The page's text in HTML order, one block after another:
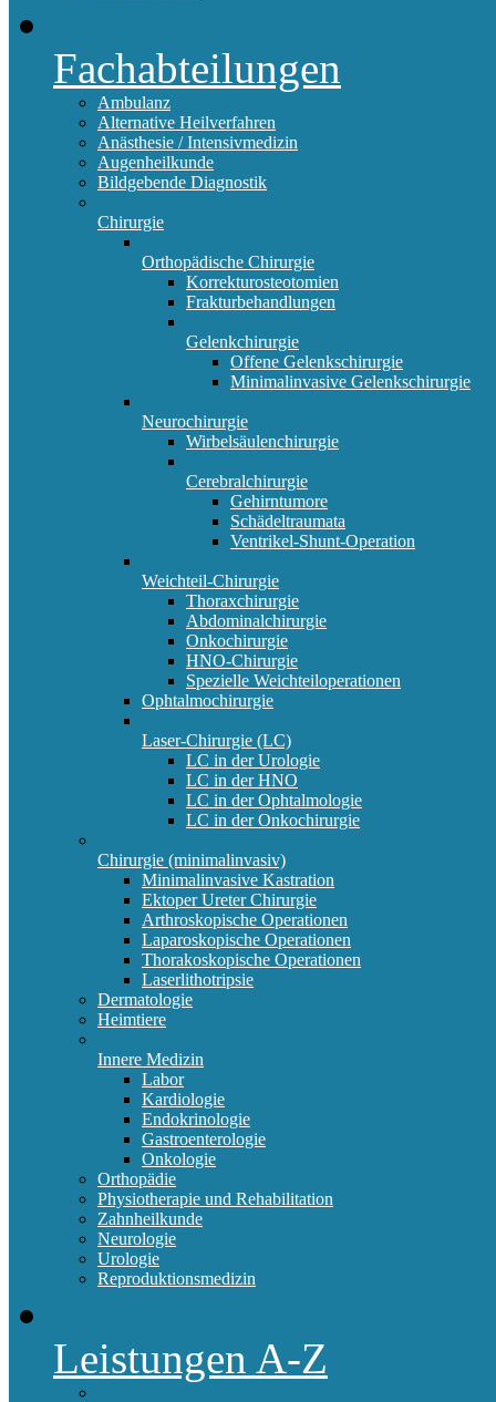
Fachabteilungen
Ambulanz
Alternative Heilverfahren
Anästhesie / Intensivmedizin
Augenheilkunde
Bildgebende Diagnostik
Chirurgie
Orthopädische Chirurgie
Korrekturosteotomien
Frakturbehandlungen
Gelenkchirurgie
Offene Gelenkschirurgie
Minimalinvasive Gelenkschirurgie
Neurochirurgie
Wirbelsäulenchirurgie
Cerebralchirurgie
Gehirntumore
Schädeltraumata
Ventrikel-Shunt-Operation
Weichteil-Chirurgie
Thoraxchirurgie
Abdominalchirurgie
Onkochirurgie
HNO-Chirurgie
Spezielle Weichteiloperationen
Ophtalmochirurgie
Laser-Chirurgie (LC)
LC in der Urologie
LC in der HNO
LC in der Ophtalmologie
LC in der Onkochirurgie
Chirurgie (minimalinvasiv)
Minimalinvasive Kastration
Ektoper Ureter Chirurgie
Arthroskopische Operationen
Laparoskopische Operationen
Thorakoskopische Operationen
Laserlithotripsie
Dermatologie
Heimtiere
Innere Medizin
Labor
Kardiologie
Endokrinologie
Gastroenterologie
Onkologie
Orthopädie
Physiotherapie und Rehabilitation
Zahnheilkunde
Neurologie
Urologie
Reproduktionsmedizin
Leistungen A-Z